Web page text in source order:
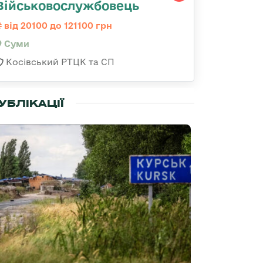
від 20100 до 121100 грн
Суми
Косівський РТЦК та СП